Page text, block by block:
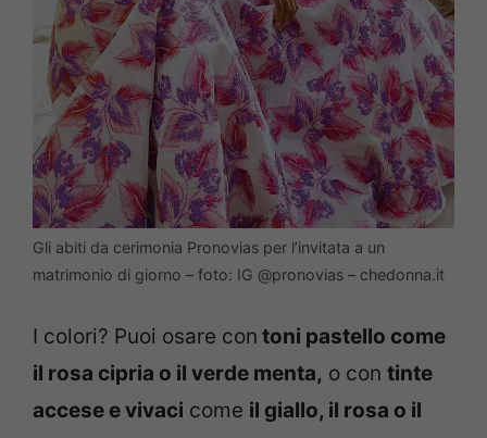
Gli abiti da cerimonia Pronovias per l’invitata a un
matrimonio di giorno – foto: IG @pronovias – chedonna.it
I colori? Puoi osare con toni pastello come
il rosa cipria o il verde menta, o con tinte
accese e vivaci come il giallo, il rosa o il